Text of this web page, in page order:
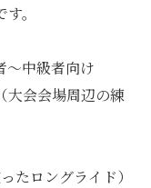
。
〜中級者向け
大会会場周辺の練
ロングライド）